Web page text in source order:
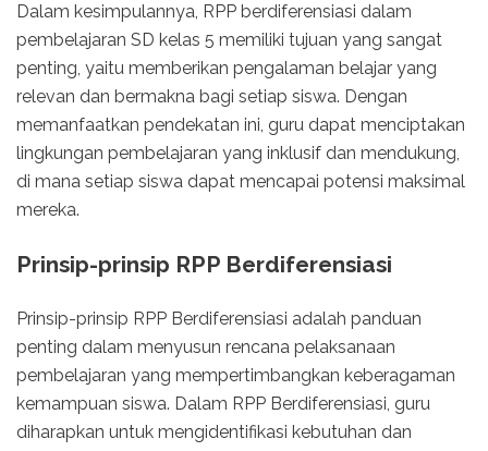
Dalam kesimpulannya, RPP berdiferensiasi dalam
pembelajaran SD kelas 5 memiliki tujuan yang sangat
penting, yaitu memberikan pengalaman belajar yang
relevan dan bermakna bagi setiap siswa. Dengan
memanfaatkan pendekatan ini, guru dapat menciptakan
lingkungan pembelajaran yang inklusif dan mendukung,
di mana setiap siswa dapat mencapai potensi maksimal
mereka.
Prinsip-prinsip RPP Berdiferensiasi
Prinsip-prinsip RPP Berdiferensiasi adalah panduan
penting dalam menyusun rencana pelaksanaan
pembelajaran yang mempertimbangkan keberagaman
kemampuan siswa. Dalam RPP Berdiferensiasi, guru
diharapkan untuk mengidentifikasi kebutuhan dan